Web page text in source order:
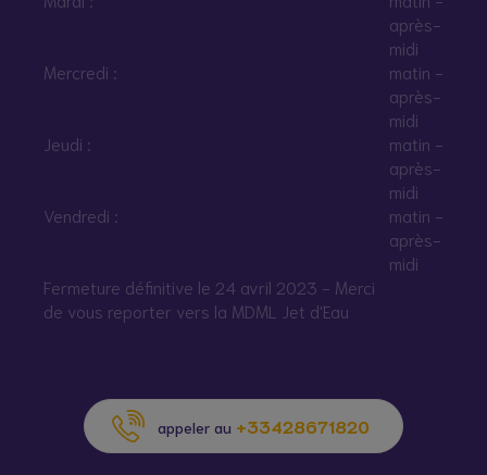
MDM principale Rillieux-
MDM principale Saint-
après-
midi
Mercredi :
matin -
après-
midi
Jeudi :
matin -
après-
midi
Vendredi :
matin -
après-
midi
Fermeture définitive le 24 avril 2023 - Merci
de vous reporter vers la MDML Jet d'Eau
appeler au +33428671820